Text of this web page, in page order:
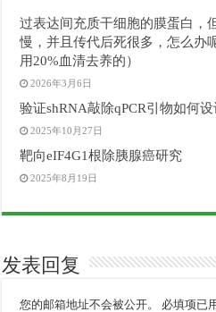
过表达间充质干细胞的膜蛋白，
慢，并且传代后死很多，怎么办
用20%血清去养的）
2026年3月6日
验证shRNA敲除qPCR引物如何
2025年10月27日
靶向eIF4G1根除胰腺癌研究
2025年8月19日
发表回复
您的邮箱地址不会被公开。 必填项已